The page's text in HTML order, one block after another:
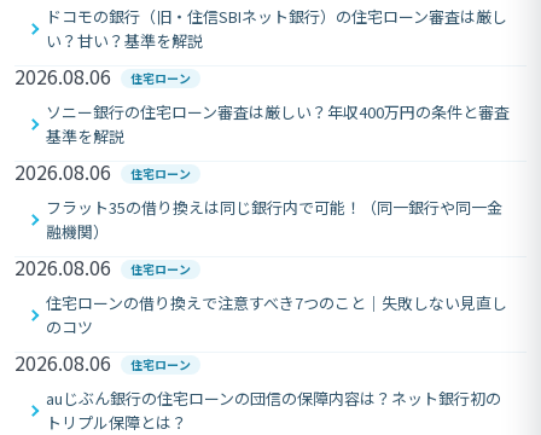
ドコモの銀行（旧・住信SBIネット銀行）の住宅ローン審査は厳し
い？甘い？基準を解説
2026.08.06 住宅ローン
ソニー銀行の住宅ローン審査は厳しい？年収400万円の条件と審査
基準を解説
2026.08.06 住宅ローン
フラット35の借り換えは同じ銀行内で可能！（同一銀行や同一金
融機関）
2026.08.06 住宅ローン
住宅ローンの借り換えで注意すべき7つのこと｜失敗しない見直し
のコツ
2026.08.06 住宅ローン
auじぶん銀行の住宅ローンの団信の保障内容は？ネット銀行初の
トリプル保障とは？